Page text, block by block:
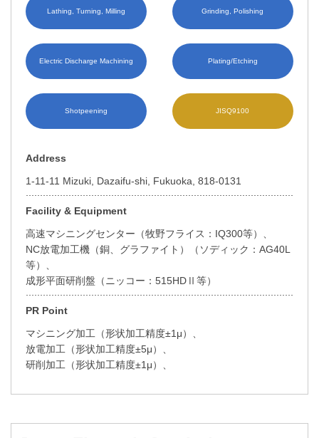
Lathing, Turning, Milling Grinding, Polishing
Electric Discharge Machining Plating/Etching
Shotpeening JISQ9100
Address
1-11-11 Mizuki, Dazaifu-shi, Fukuoka, 818-0131
Facility & Equipment
高速マシニングセンター（牧野フライス：IQ300等）、
NC放電加工機（銅、グラファイト）（ソディック：AG40L
等）、
成形平面研削盤（ニッコー：515HDⅡ等）
PR Point
マシニング加工（形状加工精度±1μ）、
放電加工（形状加工精度±5μ）、
研削加工（形状加工精度±1μ）、